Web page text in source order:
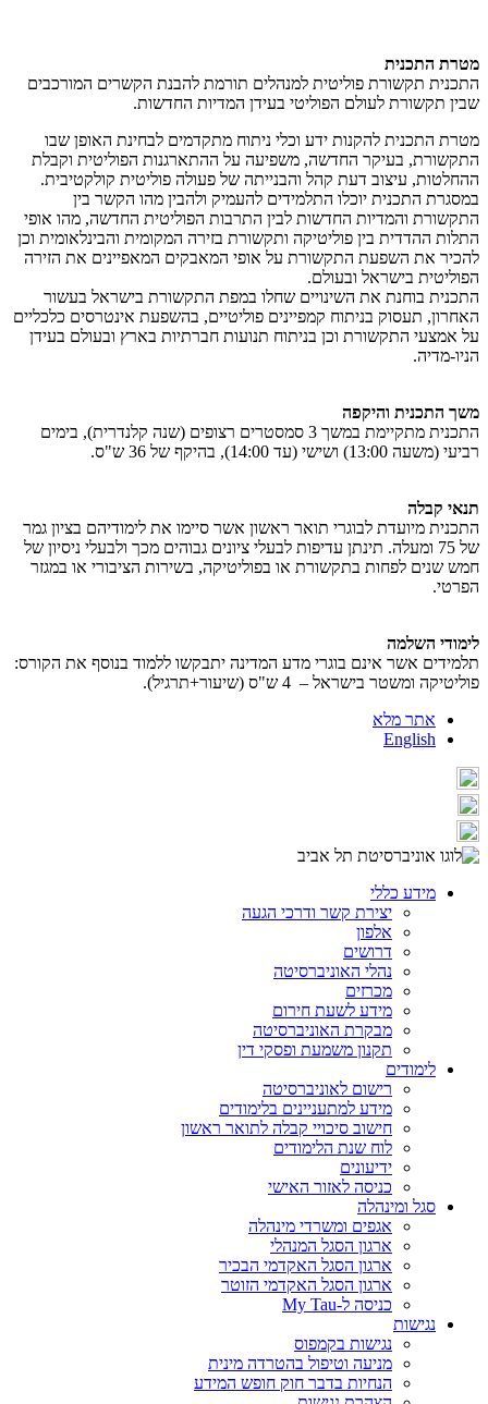
מטרת התכנית
התכנית תקשורת פוליטית למנהלים תורמת להבנת הקשרים המורכבים
שבין תקשורת לעולם הפוליטי בעידן המדיות החדשות.
מטרת התכנית להקנות ידע וכלי ניתוח מתקדמים לבחינת האופן שבו
התקשורת, בעיקר החדשה, משפיעה על ההתארגנות הפוליטית וקבלת
ההחלטות, עיצוב דעת קהל והבנייתה של פעולה פוליטית קולקטיבית.
במסגרת התכנית יוכלו התלמידים להעמיק ולהבין מהו הקשר בין
התקשורת והמדיות החדשות לבין התרבות הפוליטית החדשה, מהו אופי
התלות ההדדית בין פוליטיקה ותקשורת בזירה המקומית והבינלאומית וכן
להכיר את השפעת התקשורת על אופי המאבקים המאפיינים את הזירה
הפוליטית בישראל ובעולם.
התכנית בוחנת את השינויים שחלו במפת התקשורת בישראל בעשור
האחרון, תעסוק בניתוח קמפיינים פוליטיים, בהשפעת אינטרסים כלכליים
על אמצעי התקשורת וכן בניתוח תנועות חברתיות בארץ ובעולם בעידן
הניו-מדיה.
​משך התכנית והיקפה
התכנית מתקיימת במשך 3 סמסטרים רצופים (שנה קלנדרית), בימים
רביעי (משעה 13:00) ושישי (עד 14:00), בהיקף של 36 ש"ס.
תנאי קבלה
התכנית מיועדת לבוגרי תואר ראשון אשר סיימו את לימודיהם בציון גמר
של 75 ומעלה. תינתן עדיפות לבעלי ציונים גבוהים מכך ולבעלי ניסיון של
חמש שנים לפחות בתקשורת או בפוליטיקה, בשירות הציבורי או במגזר
הפרטי.
לימודי השלמה
תלמידים אשר אינם בוגרי מדע המדינה יתבקשו ללמוד בנוסף את הקורס:
פוליטיקה ומשטר בישראל – 4 ש"ס (שיעור+תרגיל).
אתר מלא
English
מידע כללי
יצירת קשר ודרכי הגעה
אלפון
דרושים
נהלי האוניברסיטה
מכרזים
מידע לשעת חירום
מבקרת האוניברסיטה
תקנון משמעת ופסקי דין
לימודים
רישום לאוניברסיטה
מידע למתעניינים בלימודים
חישוב סיכויי קבלה לתואר ראשון
לוח שנת הלימודים
ידיעונים
כניסה לאזור האישי
סגל ומינהלה
אגפים ומשרדי מינהלה
ארגון הסגל המנהלי
ארגון הסגל האקדמי הבכיר
ארגון הסגל האקדמי הזוטר
כניסה ל-My Tau
נגישות
נגישות בקמפוס
מניעה וטיפול בהטרדה מינית
הנחיות בדבר חוק חופש המידע